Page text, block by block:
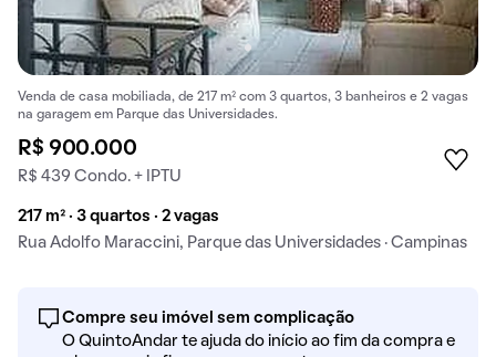
Venda de casa mobiliada, de 217 m² com 3 quartos, 3 banheiros e 2 vagas
na garagem em Parque das Universidades.
R$ 900.000
R$ 439 Condo. + IPTU
217 m² · 3 quartos · 2 vagas
Rua Adolfo Maraccini, Parque das Universidades · Campinas
Compre seu imóvel sem complicação
O QuintoAndar te ajuda do início ao fim da compra e